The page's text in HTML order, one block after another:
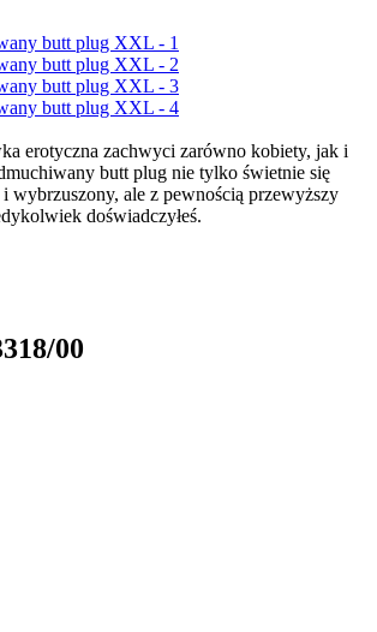
erotyczna zachwyci zarówno kobiety, jak i
butt plug nie tylko świetnie się
wybrzuszony, ale z pewnością przewyższy
doświadczyłeś.
00